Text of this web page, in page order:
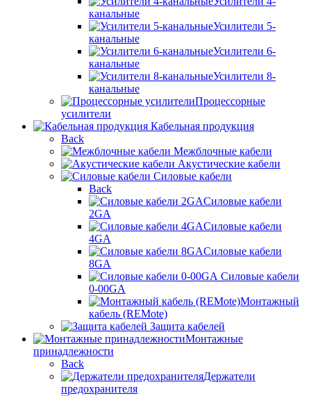
канальные
Усилители 5-
канальные
Усилители 6-
канальные
Усилители 8-
канальные
Процессорные
усилители
Кабельная продукция
Back
Межблочные кабели
Акустические кабели
Силовые кабели
Back
Силовые кабели
2GA
Силовые кабели
4GA
Силовые кабели
8GA
Силовые кабели
0-00GA
Монтажный
кабель (REMote)
Защита кабелей
Монтажные
принадлежности
Back
Держатели
предохранителя